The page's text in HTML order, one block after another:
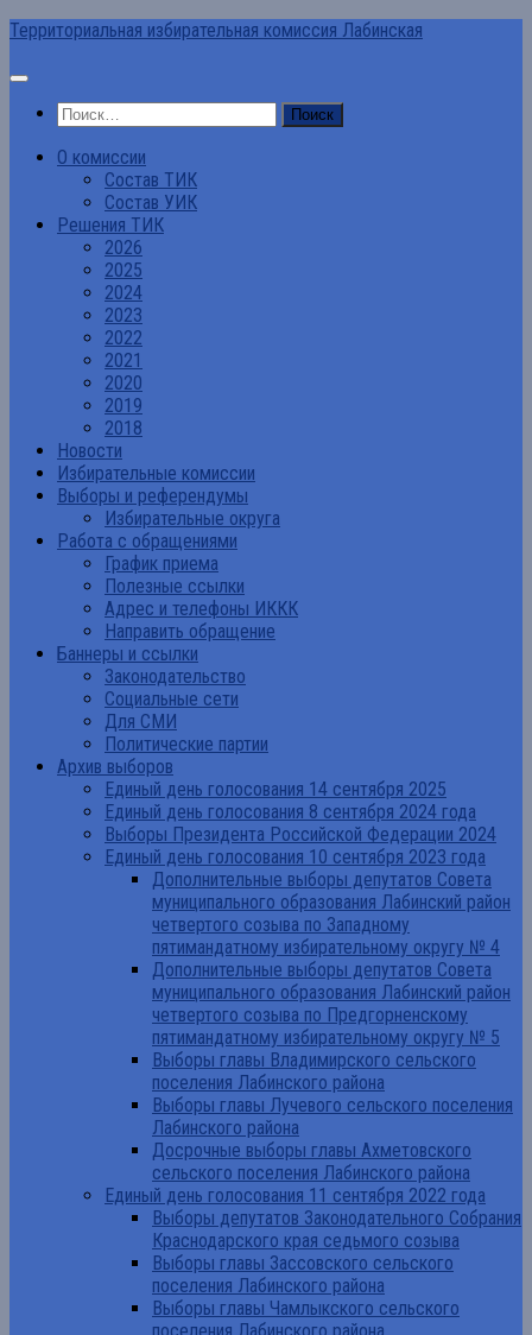
Перейти
содержимому
Территориальная избирательная комиссия Лабинская
Найти:
О комиссии
Состав ТИК
Состав УИК
Решения ТИК
2026
2025
2024
2023
2022
2021
2020
2019
2018
Новости
Избирательные комиссии
Выборы и референдумы
Избирательные округа
Работа с обращениями
График приема
Полезные ссылки
Адрес и телефоны ИККК
Направить обращение
Баннеры и ссылки
Законодательство
Социальные сети
Для СМИ
Политические партии
Архив выборов
Единый день голосования 14 сентября 2025
Единый день голосования 8 сентября 2024 года
Выборы Президента Российской Федерации 2024
Единый день голосования 10 сентября 2023 года
Дополнительные выборы депутатов Совета
муниципального образования Лабинский район
четвертого созыва по Западному
пятимандатному избирательному округу № 4
Дополнительные выборы депутатов Совета
муниципального образования Лабинский район
четвертого созыва по Предгорненскому
пятимандатному избирательному округу № 5
Выборы главы Владимирского сельского
поселения Лабинского района
Выборы главы Лучевого сельского поселения
Лабинского района
Досрочные выборы главы Ахметовского
сельского поселения Лабинского района
Единый день голосования 11 сентября 2022 года
Выборы депутатов Законодательного Собрания
Краснодарского края седьмого созыва
Выборы главы Зассовского сельского
поселения Лабинского района
Выборы главы Чамлыкского сельского